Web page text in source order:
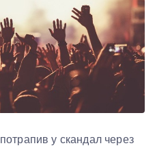
у скандал через